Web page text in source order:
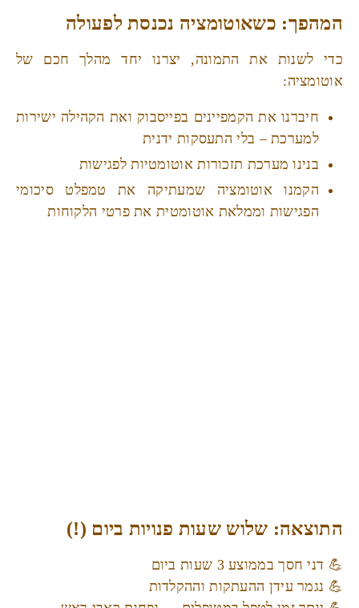
המהפך: כשאוטומציה נכנסת לפעולה
כדי לשנות את התמונה, יצרנו יחד מהלך חכם של
אוטומציה:
חיברנו את הקמפיינים בפייסבוק ואת הקהילה ישירות
למערכת – בלי התעסקות ידנית
בנינו מערכת תזכורות אוטומטיות לפגישות
הקמנו אוטומציה שמעתיקה את טמפלט סיכומי
הפגישות וממלאת אוטומטית את פרטי הלקוחות
התוצאה: שלוש שעות פנויות ביום (!)
💪 דני חסך בממוצע 3 שעות ביום
💪 נגמר עידן ההעתקות וההקלדות